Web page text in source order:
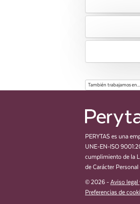
También trabajamos en...
PERYTAS es una
UNE-EN-ISO
cumplimiento de la
de Carácter
© 2026 - Aviso
Preferencias de